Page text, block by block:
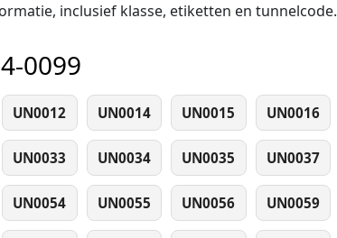
inclusief klasse, etiketten en tunnelcode.
0099
UN0012 UN0014 UN0015 UN0016
UN0033 UN0034 UN0035 UN0037
UN0054 UN0055 UN0056 UN0059